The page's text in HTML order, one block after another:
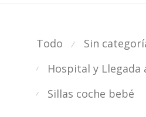
Todo ⁄ Sin
⁄ Hospital y Llegada
⁄ Sillas coche bebé